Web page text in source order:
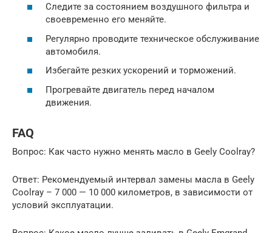
Следите за состоянием воздушного фильтра и
своевременно его меняйте.
Регулярно проводите техническое обслуживание
автомобиля.
Избегайте резких ускорений и торможений.
Прогревайте двигатель перед началом
движения.
FAQ
Вопрос: Как часто нужно менять масло в Geely Coolray?
Ответ: Рекомендуемый интервал замены масла в Geely
Coolray – 7 000 — 10 000 километров, в зависимости от
условий эксплуатации.